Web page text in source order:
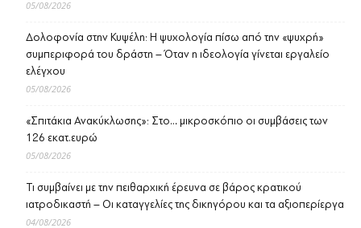
05/08/2026
Δολοφονία στην Κυψέλη: Η ψυχολογία πίσω από την «ψυχρή»
συμπεριφορά του δράστη – Όταν η ιδεολογία γίνεται εργαλείο
ελέγχου
05/08/2026
«Σπιτάκια Ανακύκλωσης»: Στο… μικροσκόπιο οι συμβάσεις των
126 εκατ.ευρώ
05/08/2026
Τι συμβαίνει με την πειθαρχική έρευνα σε βάρος κρατικού
ιατροδικαστή – Οι καταγγελίες της δικηγόρου και τα αξιοπερίεργα
04/08/2026